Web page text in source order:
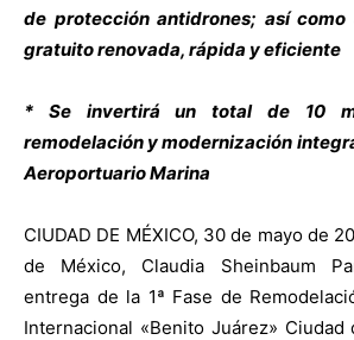
de protección antidrones; así
gratuito renovada, rápida y eficiente
* Se invertirá un total de 10
remodelación y modernización
Aeroportuario Marina
CIUDAD DE MÉXICO, 30 de mayo de
de México, Claudia Sheinbaum
entrega de la 1ª Fase de
Internacional «Benito Juárez»